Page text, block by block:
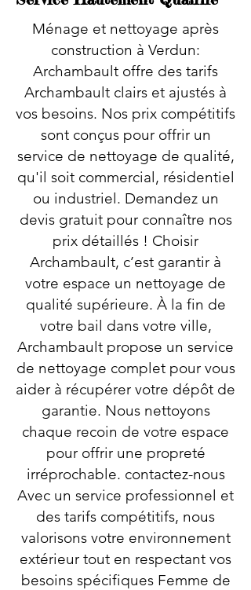
Ménage et nettoyage après
construction à Verdun:
Archambault offre des tarifs
Archambault clairs et ajustés à
vos besoins. Nos prix compétitifs
sont conçus pour offrir un
service de nettoyage de qualité,
qu'il soit commercial, résidentiel
ou industriel. Demandez un
devis gratuit pour connaître nos
prix détaillés ! Choisir
Archambault, c’est garantir à
votre espace un nettoyage de
qualité supérieure. À la fin de
votre bail dans votre ville,
Archambault propose un service
de nettoyage complet pour vous
aider à récupérer votre dépôt de
garantie. Nous nettoyons
chaque recoin de votre espace
pour offrir une propreté
irréprochable. contactez-nous
Avec un service professionnel et
des tarifs compétitifs, nous
valorisons votre environnement
extérieur tout en respectant vos
besoins spécifiques Femme de